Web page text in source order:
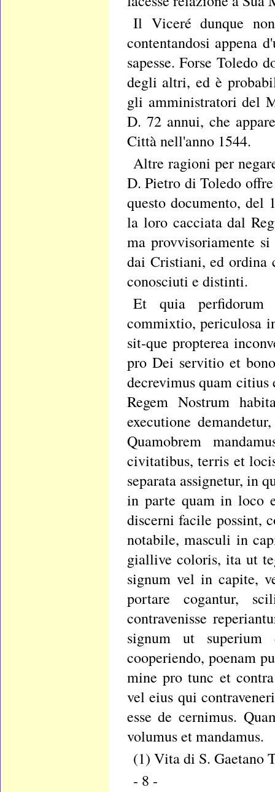
Il Viceré dunque
contentandosi appena
sapesse. Forse Toledo
degli altri, ed è
gli amministratori del
D. 72 annui, che
Città nell'anno 1544.
Altre ragioni per
D. Pietro di Toledo
questo documento, del
la loro cacciata dal
ma provvisoriamente
dai Cristiani, ed ordina
conosciuti e distinti.
Et quia perfidorum
commixtio, periculosa
sit-que propterea
pro Dei servitio et
decrevimus quam citius
Regem Nostrum
executione
Quamobrem
civitatibus, terris et
separata assignetur, in
in parte quam in loco
discerni facile possint,
notabile, masculi in
giallive coloris, ita ut
signum vel in capite,
portare cogantur,
contravenisse
signum ut
cooperiendo, poenam
mine pro tunc et
vel eius qui
esse de cernimus.
volumus et mandamus.
(1) Vita di S. Gaetano
- 8 -